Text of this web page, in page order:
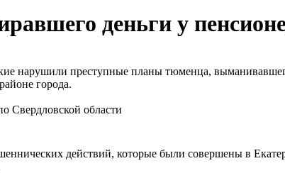
деньги у
нарушили преступные планы тюменца,
города.
Свердловской области
действий, которые были совершены в